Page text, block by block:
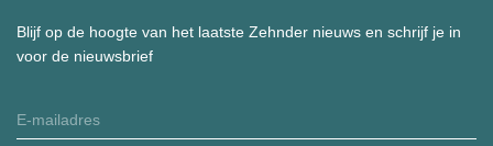
Blijf op de hoogte van het laatste Zehnder nieuws en schrijf je in
voor de nieuwsbrief